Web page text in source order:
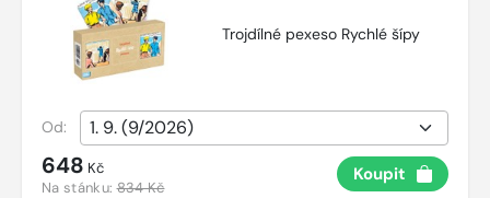
Trojdílné pexeso Rychlé šípy
Od:
648 Kč
Na stánku:834 Kč
Koupit